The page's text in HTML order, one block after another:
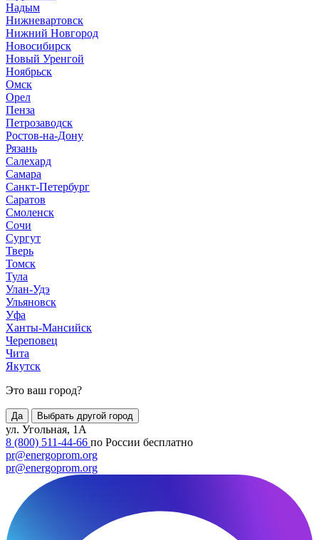
Надым
Нижневартовск
Нижний Новгород
Новосибирск
Новый Уренгой
Ноябрьск
Омск
Орел
Пенза
Петрозаводск
Ростов-на-Дону
Рязань
Салехард
Самара
Санкт-Петербург
Саратов
Смоленск
Сочи
Сургут
Тверь
Томск
Тула
Улан-Удэ
Ульяновск
Уфа
Ханты-Мансийск
Череповец
Чита
Якутск
Это ваш город?
Да Выбрать другой город
ул. Угольная, 1А
8 (800) 511-44-66 по России бесплатно
pr@energoprom.org
pr@energoprom.org